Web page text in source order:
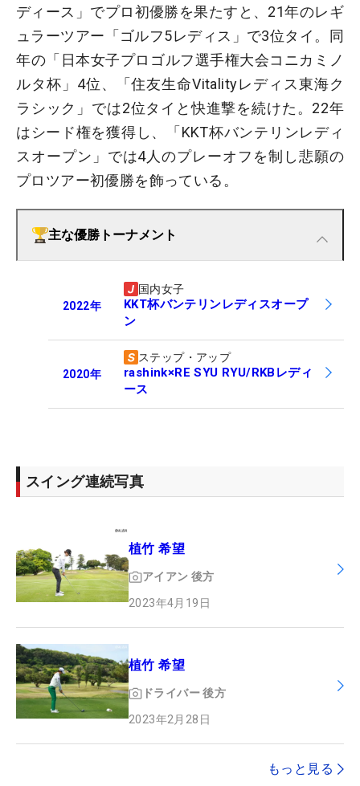
ディース」でプロ初優勝を果たすと、21年のレギ
ュラーツアー「ゴルフ5レディス」で3位タイ。同
年の「日本女子プロゴルフ選手権大会コニカミノ
ルタ杯」4位、「住友生命Vitalityレディス東海ク
ラシック」では2位タイと快進撃を続けた。22年
はシード権を獲得し、「KKT杯バンテリンレディ
スオープン」では4人のプレーオフを制し悲願の
プロツアー初優勝を飾っている。
主な優勝トーナメント
2022年
国内女子
KKT杯バンテリンレディスオープ
ン
2020年
ステップ・アップ
rashink×RE SYU RYU/RKBレディ
ース
スイング連続写真
植竹 希望
アイアン 後方
2023年4月19日
植竹 希望
ドライバー 後方
2023年2月28日
もっと見る